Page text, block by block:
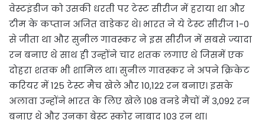
वेस्टइंडीज को उसकी धरती पर टेस्ट सीरीज में हराया था और
टीम के कप्तान अजित वाडेकर थे। भारत ने ये टेस्ट सीरीज 1-0
से जीता था और सुनील गावस्कर ने इस सीरीज में सबसे ज्यादा
रन बनाए थे साथ ही उन्होंने चार शतक लगाए थे जिसमें एक
दोहरा शतक भी शामिल था। सुनील गावस्कर ने अपने क्रिकेट
करियर में 125 टेस्ट मैच खेले और 10,122 रन बनाए। इसके
अलावा उन्होंने भारत के लिए खेले 108 वनडे मैचों में 3,092 रन
बनाए थे और उनका बेस्ट स्कोर नाबाद 103 रन था।